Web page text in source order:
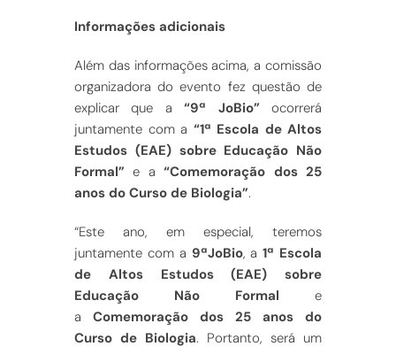
Informações adicionais
Além das informações acima, a comissão
organizadora do evento fez questão de
explicar que a“9ª JoBio” ocorrerá
juntamente com a “1ª Escola de Altos
Estudos (EAE) sobre Educação Não
Formal” e a“Comemoração dos 25
anos do Curso de Biologia”.
“Este ano, em especial, teremos
juntamente com a 9ªJoBio, a1ª Escola
de Altos Estudos (EAE) sobre
Educação Não Formal e
a Comemoração dos 25 anos do
Curso de Biologia. Portanto, será um